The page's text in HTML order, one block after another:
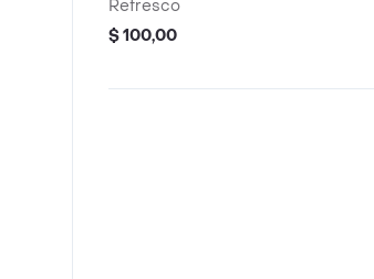
Refresco
$ 100,00